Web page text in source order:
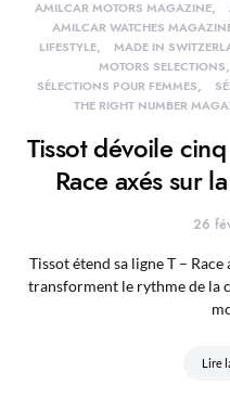
AMILCAR MOTORS MAGAZINE
AMILCAR WATCHES
LIFESTYLE
MADE IN
MOTORS SELECTIONS
SÉLECTIONS POUR FEMMES
THE RIGHT NUMBER
Tissot dévoile
Race axés sur
26
Tissot étend sa ligne T –
transforment le rythme de la
Lire